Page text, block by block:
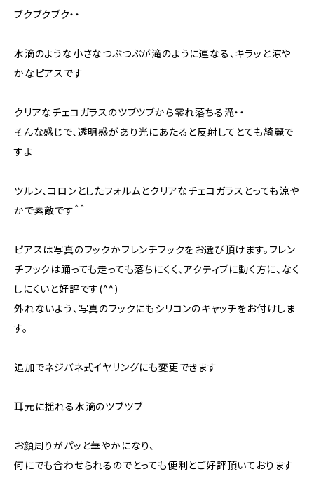
ブクブクブク・・
水滴のような小さなつぶつぶが滝のように連なる、キラッと涼や
かなピアスです
クリアなチェコガラスのツブツブから零れ落ちる滝・・
そんな感じで、透明感があり光にあたると反射してとても綺麗で
すよ
ツルン、コロンとしたフォルムとクリアなチェコガラスとっても涼や
かで素敵です＾＾
ピアスは写真のフックかフレンチフックをお選び頂けます。フレン
チフックは踊っても走っても落ちにくく、アクティブに動く方に、なく
しにくいと好評です(^^)
外れないよう、写真のフックにもシリコンのキャッチをお付けしま
す。
追加でネジバネ式イヤリングにも変更できます
耳元に揺れる水滴のツブツブ
お顔周りがパッと華やかになり、
何にでも合わせられるのでとっても便利とご好評頂いております